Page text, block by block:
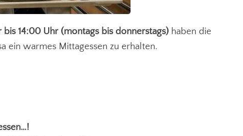
bis 14:00 Uhr (montags bis donnerstags) haben die
ein warmes Mittagessen zu erhalten.